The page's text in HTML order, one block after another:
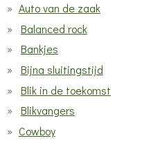
Auto van de zaak
Balanced rock
Bankjes
Bijna sluitingstijd
Blik in de toekomst
Blikvangers
Cowboy